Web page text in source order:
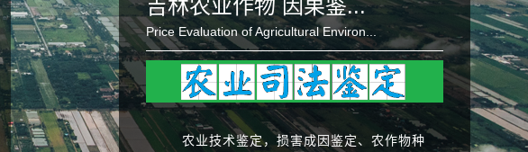
吉林农业作物 因果鉴...
Price Evaluation of Agricultural Environ...
农业技术鉴定，损害成因鉴定、 农作物种